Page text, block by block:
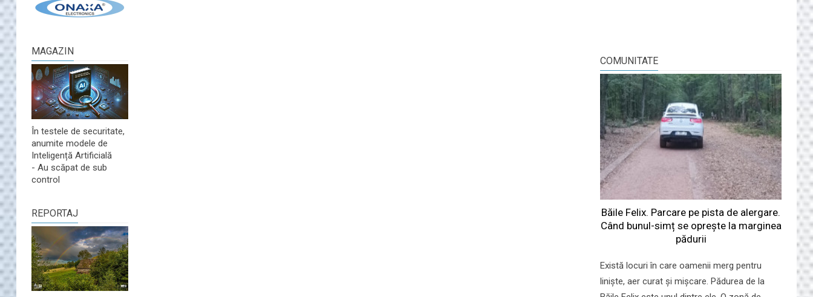
MAGAZIN
În testele de securitate,
anumite modele de
Inteligență Artificială
- Au scăpat de sub
control
REPORTAJ
COMUNITATE
Băile Felix. Parcare pe pista de alergare.
Când bunul-simț se oprește la marginea
pădurii
Există locuri în care oamenii merg pentru
liniște, aer curat și mișcare. Pădurea de la